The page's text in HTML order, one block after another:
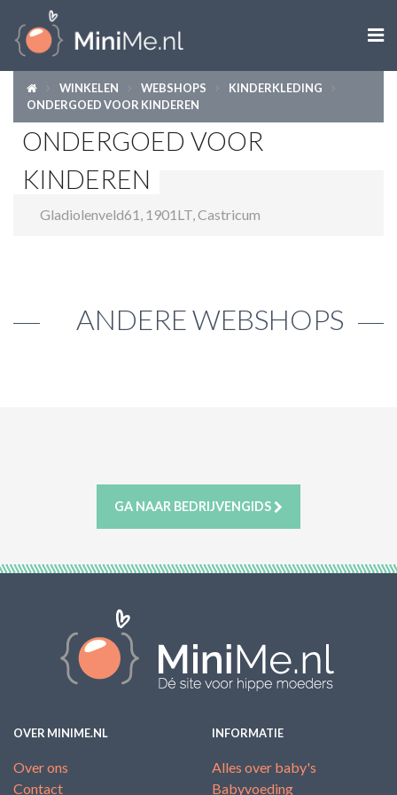

ZWANGER WORDEN
ZWANGER
BABY
PEUTER
WINKELEN WEBSHOPS
KINDERKLEDING
ONDERGOED VOOR KINDEREN
ONDERGOED VOOR
KINDEREN
Gladiolenveld61 , 1901LT,Castricum
ANDERE WEBSHOPS
GA NAAR BEDRIJVENGIDS
OVER MINIME.NL
Over ons
Contact
INFORMATIE
Alles over baby's
Babyvoeding